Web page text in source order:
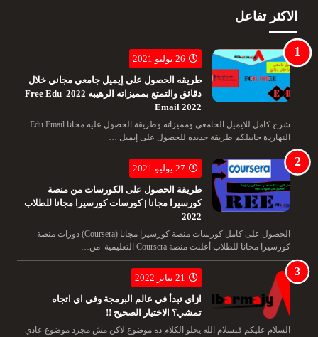
الاكثر تفاعل
26 يوليو 2021
طريقه الحصول على إيميل جامعي مجاني خلال
دقائق والتمتع بمميزاته الرهيبه 2022| Free Edu
Email 2022
شرح كامل للايميل الجامعى ومميزاته وطريقة الحصول عليه مجانا Edu Email
النهاردة جايبلكم طريقة جديده للحصول على إيميل …
27 يوليو 2021
طريقة الحصول على الكورسات من منصة
كورسيرا مجانا | كورسات كورسيرا مجانا للطلاب
2022
الحصول على كامل كورسات منصة كورسيرا مجانا (Coursera) دورات منصة
كورسيرا مجانا للطلاب أعلنت منصة Coursera التعليمية من…
21 يناير 2022
ازاي تبدأ في عالم البرمجة وفي اي اتجاه
تمشي؟ الاختيار الصحيح !!
السلام عليكم فبسلام الله يحلو الكلام ده موضوع لاكن مش مجرد موضوع عادي